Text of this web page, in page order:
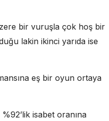
bir vuruşla çok hoş bir
lakin ikinci yarıda ise
eş bir oyun ortaya
isabet oranına